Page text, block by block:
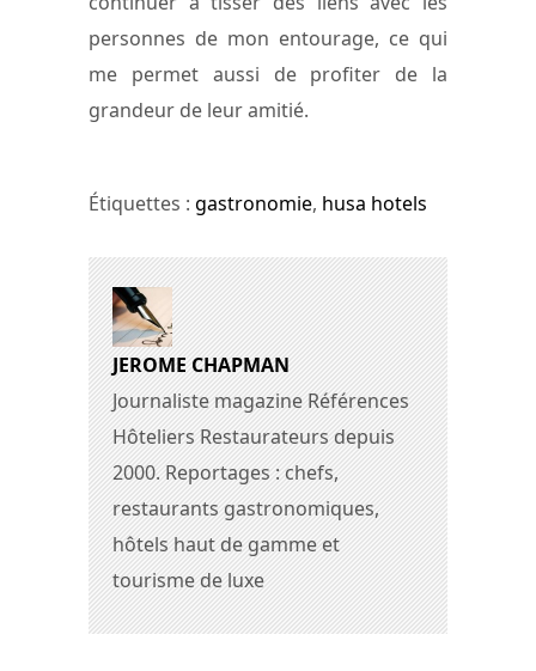
personnes de mon entourage, ce qui
me permet aussi de profiter de la
grandeur de leur amitié.
Étiquettes : gastronomie, husa hotels
JEROME CHAPMAN
Journaliste magazine Références
Hôteliers Restaurateurs depuis
2000. Reportages : chefs,
restaurants gastronomiques,
hôtels haut de gamme et
tourisme de luxe